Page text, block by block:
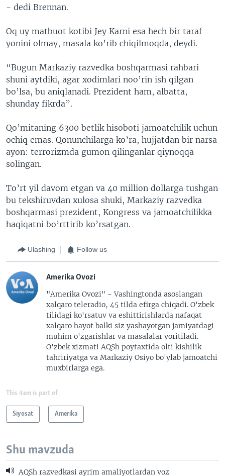
- dedi Brennan.
Oq uy matbuot kotibi Jey Karni esa hech bir taraf
yonini olmay, masala ko’rib chiqilmoqda, deydi.
“Bugun Markaziy razvedka boshqarmasi rahbari
shuni aytdiki, agar xodimlari noo’rin ish qilgan
bo’lsa, bu aniqlanadi. Prezident ham, albatta,
shunday fikrda”.
Qo’mitaning 6300 betlik hisoboti jamoatchilik uchun
ochiq emas. Qonunchilarga ko’ra, hujjatdan bir narsa
ayon: terrorizmda gumon qilinganlar qiynoqqa
solingan.
To’rt yil davom etgan va 40 million dollarga tushgan
bu tekshiruvdan xulosa shuki, Markaziy razvedka
boshqarmasi prezident, Kongress va jamoatchilikka
haqiqatni bo’rttirib ko’rsatgan.
Ulashing Follow us
Amerika Ovozi
"Amerika Ovozi" - Vashingtonda asoslangan
xalqaro teleradio, 45 tilda efirga chiqadi. O'zbek
tilidagi ko'rsatuv va eshittirishlarda nafaqat
xalqaro hayot balki siz yashayotgan jamiyatdagi
muhim o'zgarishlar va masalalar yoritiladi.
O'zbek xizmati AQSh poytaxtida olti kishilik
tahririyatga va Markaziy Osiyo bo'ylab jamoatchi
muxbirlarga ega.
This item is part of
Siyosat Amerika
Shu mavzuda
AQSh razvedkasi ayrim amaliyotlardan voz